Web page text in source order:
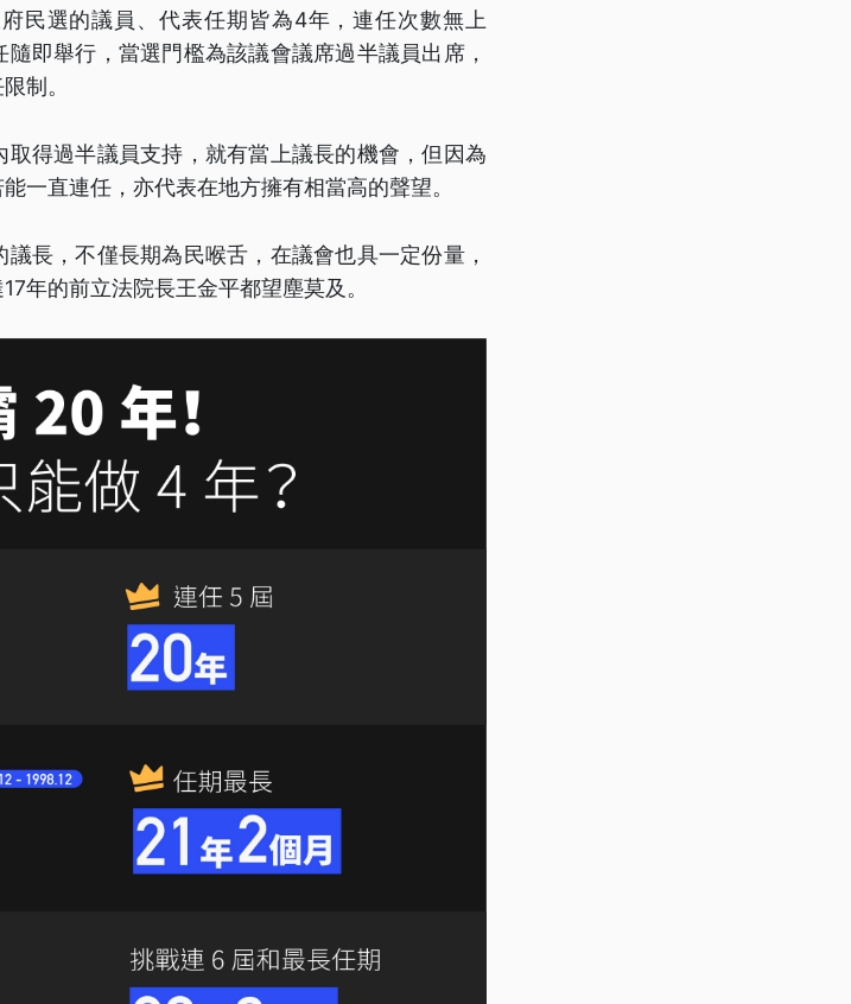
民選的議員、代表任期皆為4年，連任次數無上
即舉行，當選門檻為該議會議席過半議員出席，
制。
得過半議員支持，就有當上議長的機會，但因為
一直連任，亦代表在地方擁有相當高的聲望。
長，不僅長期為民喉舌，在議會也具一定份量，
年的前立法院長王金平都望塵莫及。